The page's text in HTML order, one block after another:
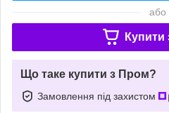
або
Купити
Що таке купити з Пром?
Замовлення під захистом